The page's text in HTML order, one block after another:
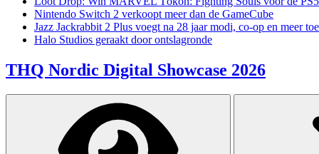
Nintendo Switch 2 verkoopt meer dan de GameCube
Jazz Jackrabbit 2 Plus voegt na 28 jaar modi, co-op en meer toe
Halo Studios geraakt door ontslagronde
THQ Nordic Digital Showcase 2026